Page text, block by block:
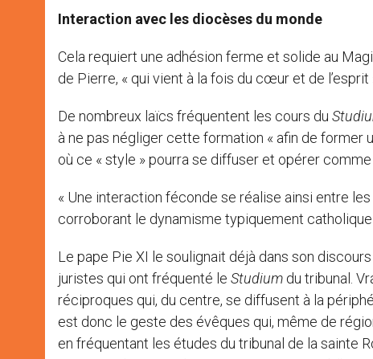
Interaction avec les diocèses du monde
Cela requiert une adhésion ferme et solide au
de Pierre, « qui vient à la fois du cœur et de l’esprit
De nombreux laïcs fréquentent les cours du
à ne pas négliger cette formation « afin de former
où ce « style » pourra se diffuser et opérer
« Une interaction féconde se réalise ainsi entre
corroborant le dynamisme typiquement catholique
Le pape Pie XI le soulignait déjà dans son
juristes qui ont fréquenté le Studium du tribunal.
réciproques qui, du centre, se diffusent à la
est donc le geste des évêques qui, même de
en fréquentant les études du tribunal de la sainte